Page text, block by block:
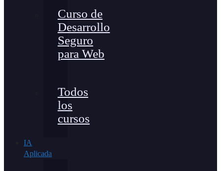
Curso de
Desarrollo
Seguro
para Web
Todos
los
cursos
IA
Aplicada